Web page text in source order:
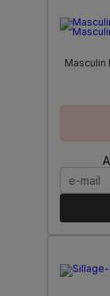
Masculin